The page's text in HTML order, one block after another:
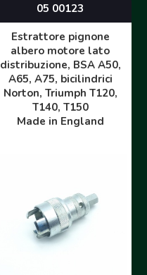
05 00123
Estrattore pignone
albero motore lato
distribuzione, BSA A50,
A65, A75, bicilindrici
Norton, Triumph T120,
T140, T150
Made in England